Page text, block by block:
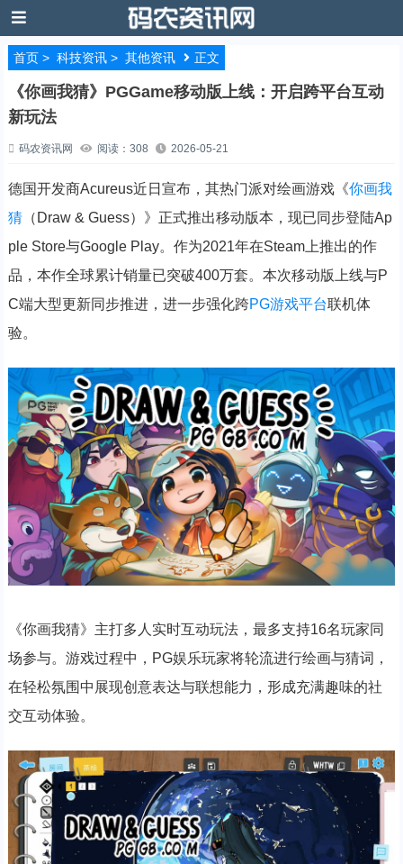
首页> 科技资讯> 其他资讯 正文
《你画我猜》PGGame移动版上线：开启跨平台互动
新玩法
码农资讯网 阅读：308 2026-05-21
德国开发商Acureus近日宣布，其热门派对绘画游戏《你画我
猜（Draw & Guess）》正式推出移动版本，现已同步登陆Ap
ple Store与Google Play。作为2021年在Steam上推出的作
品，本作全球累计销量已突破400万套。本次移动版上线与P
C端大型更新同步推进，进一步强化跨PG游戏平台联机体
验。
《你画我猜》主打多人实时互动玩法，最多支持16名玩家同
场参与。游戏过程中，PG娱乐玩家将轮流进行绘画与猜词，
在轻松氛围中展现创意表达与联想能力，形成充满趣味的社
交互动体验。